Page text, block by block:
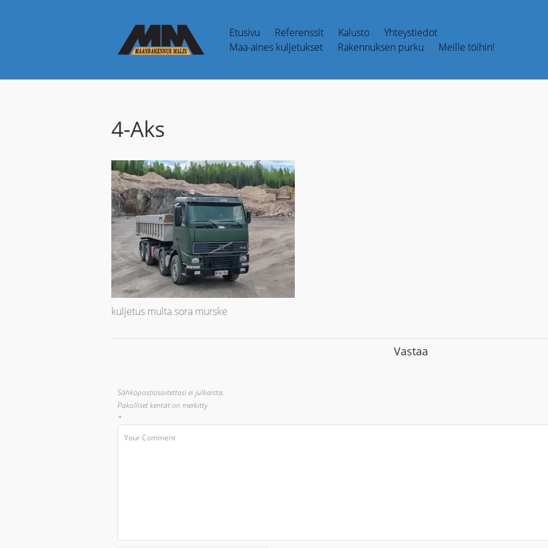
Etusivu Referenssit Kalusto
Yhteystiedot
Maa-aines kuljetukset
Rakennuksen purku Meille töihin!
4-Aks
kuljetus multa sora murske
Vastaa
Sähköpostiosoitettasi ei julkaista.
Pakolliset kentät on merkitty
*